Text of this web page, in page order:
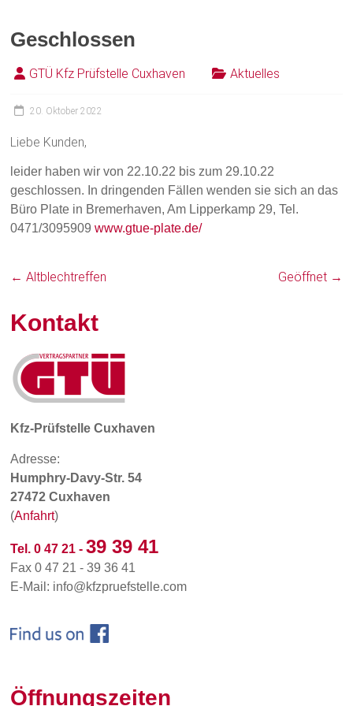
Geschlossen
GTÜ Kfz Prüfstelle Cuxhaven Aktuelles
20. Oktober 2022
Liebe Kunden,
leider haben wir von 22.10.22 bis zum 29.10.22
geschlossen. In dringenden Fällen wenden sie sich an das
Büro Plate in Bremerhaven, Am Lipperkamp 29, Tel.
0471/3095909www.gtue-plate.de/
← Altblechtreffen Geöffnet →
Kontakt
Kfz-Prüfstelle Cuxhaven
Adresse:
Humphry-Davy-Str. 54
27472 Cuxhaven
(Anfahrt)
Tel. 0 47 21 -39 39 41
Fax 0 47 21 - 39 36 41
E-Mail: info@kfzpruefstelle.com
Öffnungszeiten